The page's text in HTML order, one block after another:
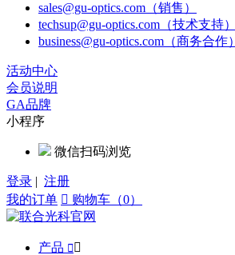
sales@gu-optics.com（销售）
techsup@gu-optics.com（技术支持）
business@gu-optics.com（商务合作）
活动中心
会员说明
GA品牌
小程序
微信扫码浏览
登录 | 注册
我的订单  购物车（0）
产品  